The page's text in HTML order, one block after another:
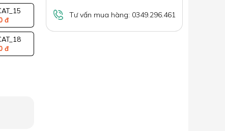
đ
đ
Tư vấn mua hàng: 0349.296.461